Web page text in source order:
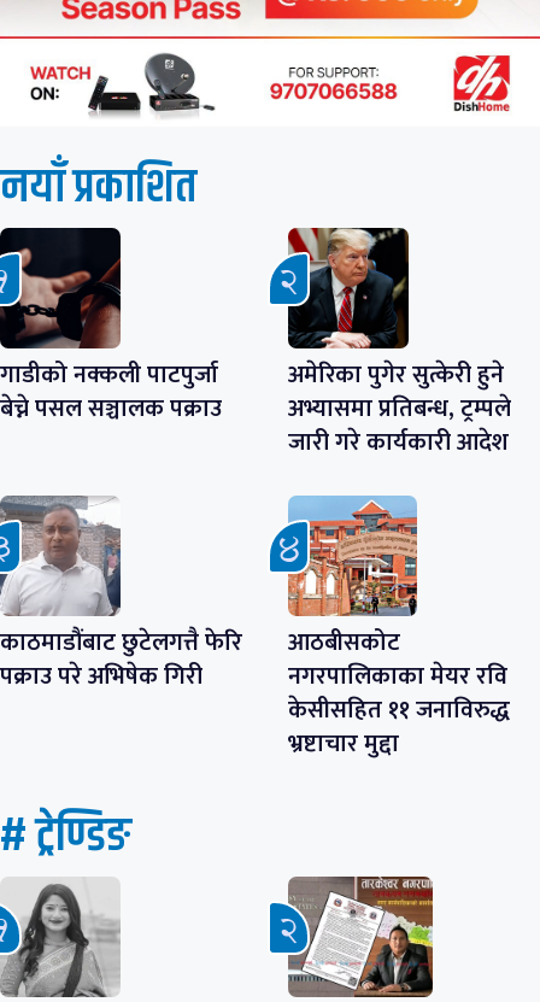
नयाँ प्रकाशित
गाडीको नक्कली पाटपुर्जा
बेच्ने पसल सञ्चालक पक्राउ
अमेरिका पुगेर सुत्केरी हुने
अभ्यासमा प्रतिबन्ध, ट्रम्पले
जारी गरे कार्यकारी आदेश
काठमाडौंबाट छुटेलगत्तै फेरि
पक्राउ परे अभिषेक गिरी
आठबीसकोट
नगरपालिकाका मेयर रवि
केसीसहित ११ जनाविरुद्ध
भ्रष्टाचार मुद्दा
# ट्रेण्डिङ